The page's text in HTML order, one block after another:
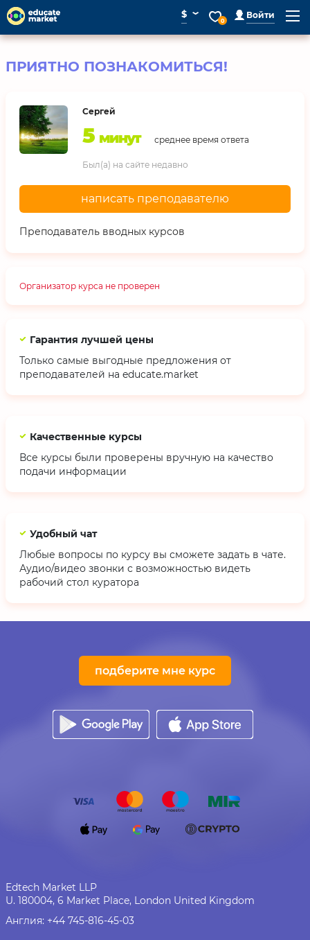
$ ⌄
0
Войти
ПРИЯТНО ПОЗНАКОМИТЬСЯ!
Сергей
5 минут среднее время ответа
Был(а) на сайте недавно
написать преподавателю
Преподаватель вводных курсов
Организатор курса не проверен
Гарантия лучшей цены
Только самые выгодные предложения от
преподавателей на educate.market
Качественные курсы
Все курсы были проверены вручную на качество
подачи информации
Удобный чат
Любые вопросы по курсу вы сможете задать в чате.
Аудио/видео звонки с возможностью видеть
рабочий стол куратора
подберите мне курс
Edtech Market LLP
U. 180004, 6 Market Place, London United Kingdom
Англия: +44 745-816-45-03